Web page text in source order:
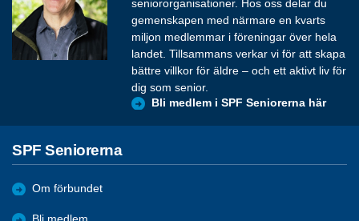
seniororganisationer. Hos oss delar du
gemenskapen med närmare en kvarts
miljon medlemmar i föreningar över hela
landet. Tillsammans verkar vi för att skapa
bättre villkor för äldre – och ett aktivt liv för
dig som senior.
Bli medlem i SPF Seniorerna här
SPF Seniorerna
Om förbundet